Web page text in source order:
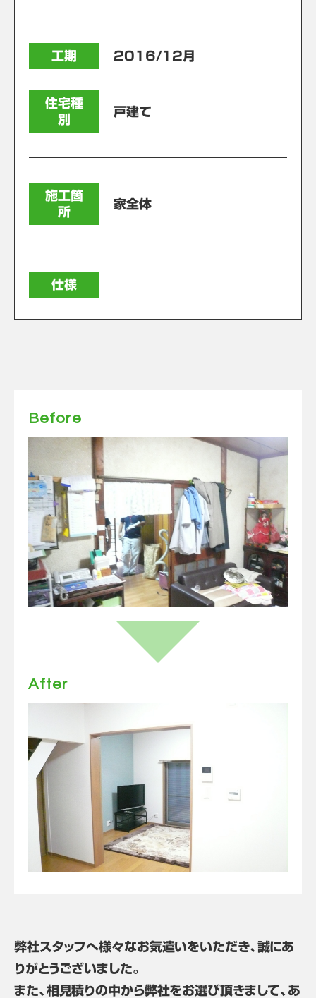
工期 2016/12月
住宅種
別
戸建て
施工箇
所
家全体
仕様
Before
After
弊社スタッフへ様々なお気遣いをいただき、誠にあ
りがとうございました。
また、相見積りの中から弊社をお選び頂きまして、あ